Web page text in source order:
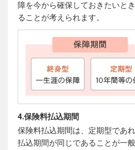
障を今から確保しておきたいと
ることが考えられます。
4.保険料払込期間
保険料払込期間は、定期型であ
払込期間が同じであることが一